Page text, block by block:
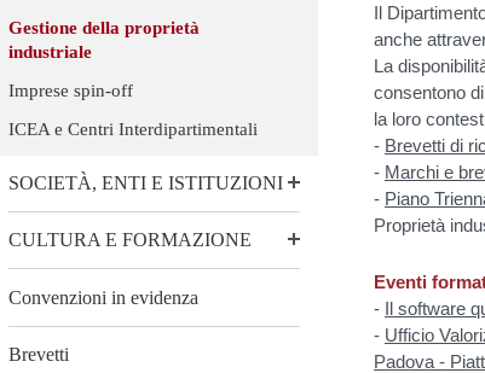
Gestione della proprietà
industriale
Imprese spin-off
ICEA e Centri Interdipartimentali
SOCIETÀ, ENTI E ISTITUZIONI
CULTURA E FORMAZIONE
Convenzioni in evidenza
Brevetti
Il
anche
La
consentono
la loro
- Brevetti di
- Marchi e
- Piano
Proprietà
Eventi
- Il software
- Ufficio
Padova -